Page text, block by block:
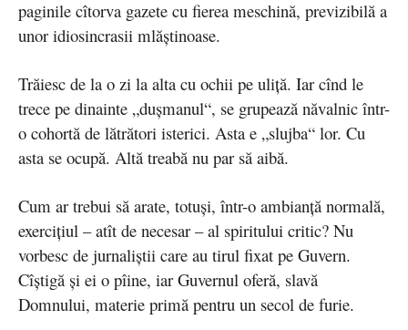
paginile cîtorva gazete cu fierea meschină, previzibilă a
unor idiosincrasii mlăştinoase.
Trăiesc de la o zi la alta cu ochii pe uliţă. Iar cînd le
trece pe dinainte „duşmanul“, se grupează năvalnic într-
o cohortă de lătrători isterici. Asta e „slujba“ lor. Cu
asta se ocupă. Altă treabă nu par să aibă.
Cum ar trebui să arate, totuşi, într-o ambianţă normală,
exerciţiul – atît de necesar – al spiritului critic? Nu
vorbesc de jurnaliştii care au tirul fixat pe Guvern.
Cîştigă şi ei o pîine, iar Guvernul oferă, slavă
Domnului, materie primă pentru un secol de furie.